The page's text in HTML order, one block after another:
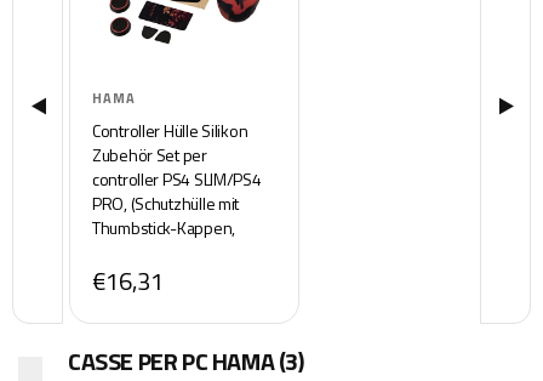
HAMA
Controller Hülle Silikon
Zubehör Set per
controller PS4 SLIM/PS4
PRO, (Schutzhülle mit
Thumbstick-Kappen,
Touchpad-Schutzfolie,
Adesivo, Custodia in
silicone), Undead
€16,31
CASSE PER PC HAMA(3)